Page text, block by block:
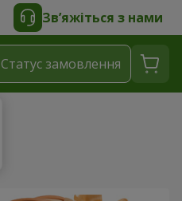
Зв’яжіться з нами
Статус замовлення